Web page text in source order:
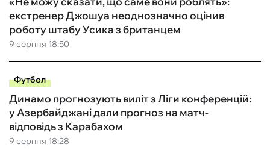
9 серпня 18:50
екстренер Джошуа неоднозначно оцінив
роботу штабу Усика з британцем
Футбол
9 серпня 18:28
Динамо прогнозують виліт з Ліги конференцій:
у Азербайджані дали прогноз на матч-
відповідь з Карабахом